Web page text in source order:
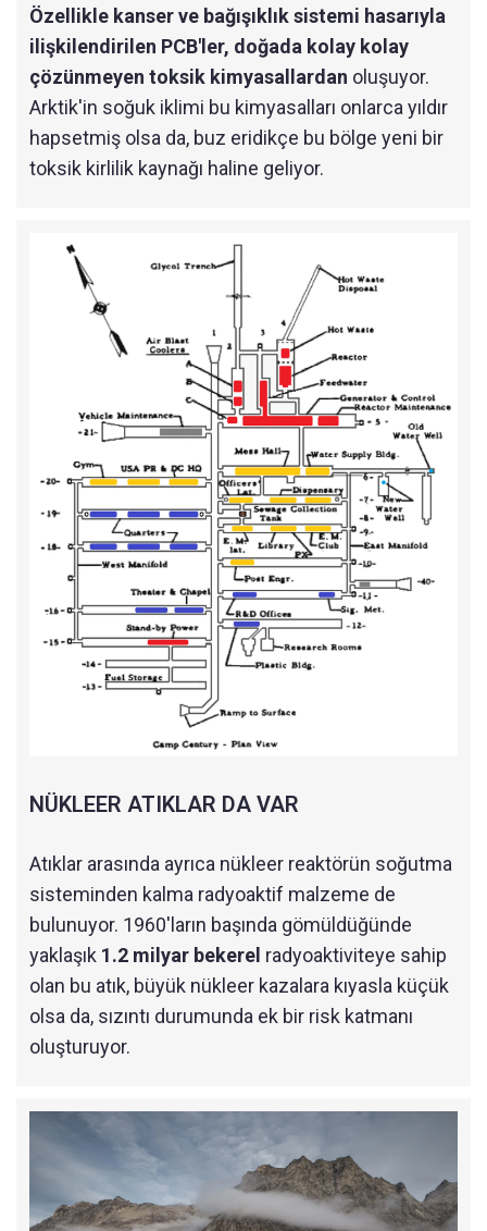
Özellikle kanser ve bağışıklık sistemi hasarıyla
ilişkilendirilen PCB'ler, doğada kolay kolay
çözünmeyen toksik kimyasallardan oluşuyor.
Arktik'in soğuk iklimi bu kimyasalları onlarca yıldır
hapsetmiş olsa da, buz eridikçe bu bölge yeni bir
toksik kirlilik kaynağı haline geliyor.
NÜKLEER ATIKLAR DA VAR
Atıklar arasında ayrıca nükleer reaktörün soğutma
sisteminden kalma radyoaktif malzeme de
bulunuyor. 1960'ların başında gömüldüğünde
yaklaşık 1.2 milyar bekerel radyoaktiviteye sahip
olan bu atık, büyük nükleer kazalara kıyasla küçük
olsa da, sızıntı durumunda ek bir risk katmanı
oluşturuyor.